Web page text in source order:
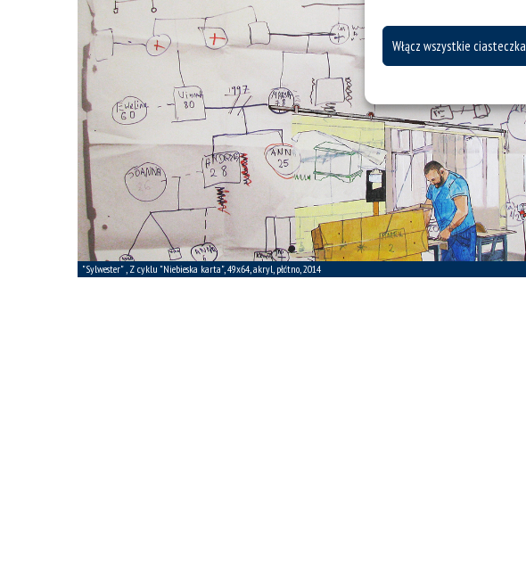
Włącz wszystkie ciasteczka